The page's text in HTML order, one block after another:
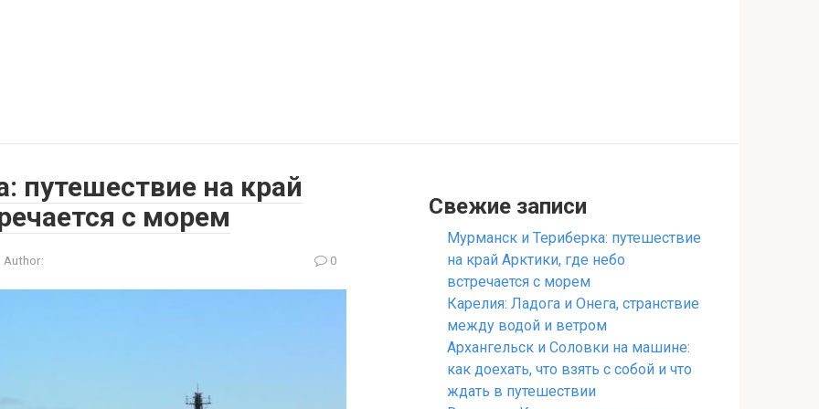
путешествие на край
с морем
Author: 0
Свежие записи
Мурманск и Териберка: путешествие
на край Арктики, где небо
встречается с морем
Карелия: Ладога и Онега, странствие
между водой и ветром
Архангельск и Соловки на машине:
как доехать, что взять с собой и что
ждать в путешествии